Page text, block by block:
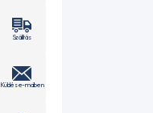
Szállítás
Küldés e-mailben